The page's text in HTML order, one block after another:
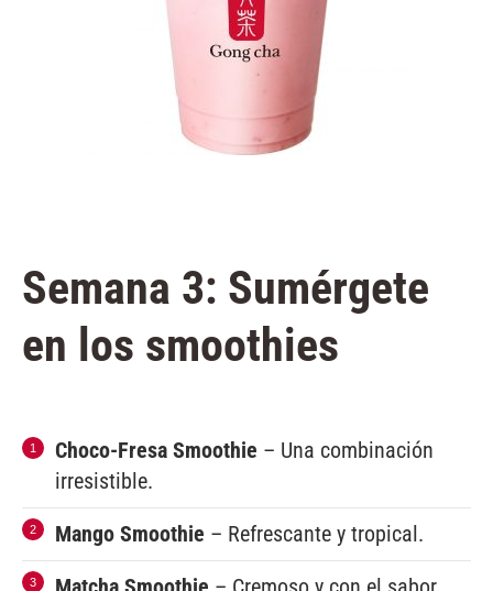
Semana 3: Sumérgete
en los smoothies
Choco-Fresa Smoothie – Una combinación
irresistible.
Mango Smoothie – Refrescante y tropical.